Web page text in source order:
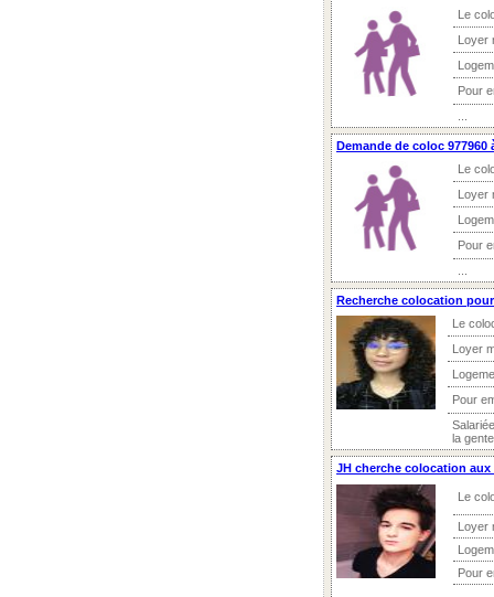
Le
Loyer
Pour
Demande de coloc
Le
Loyer
Pour
Recherche colocation
Le
Loyer
Pour
la
JH cherche colocation
Le
Loyer
Pour